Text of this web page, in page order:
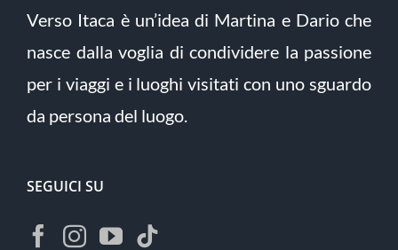
Verso Itaca è un’idea di Martina e Dario che
nasce dalla voglia di condividere la passione
per i viaggi e i luoghi visitati con uno sguardo
da persona del luogo.
SEGUICI SU